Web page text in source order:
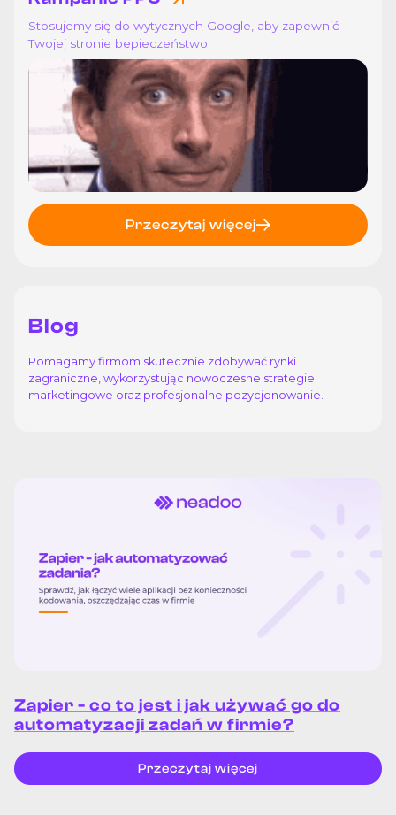
Stosujemy się do wytycznych Google, aby zapewnić
Twojej stronie bepieczeństwo
Przeczytaj więcej
Blog
Pomagamy firmom skutecznie zdobywać rynki
zagraniczne, wykorzystując nowoczesne strategie
marketingowe oraz profesjonalne pozycjonowanie.
Zapier - co to jest i jak używać go do
automatyzacji zadań w firmie?
Przeczytaj więcej